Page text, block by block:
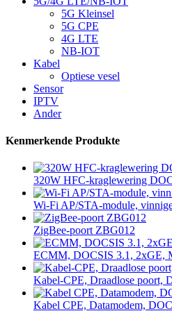
5G Kleinsel
5G CPE
4G LTE
NB-IOT
Kabel
Optiese vesel
Sensor
IPTV
Ander
Kenmerkende Produkte
320W HFC-kraglewering
Wi-Fi AP/STA-module,
ZigBee-poort ZBG012
ECMM, DOCSIS 3.1, 2xGE,
Kabel-CPE, Draadlose poort,
Kabel CPE, Datamodem,